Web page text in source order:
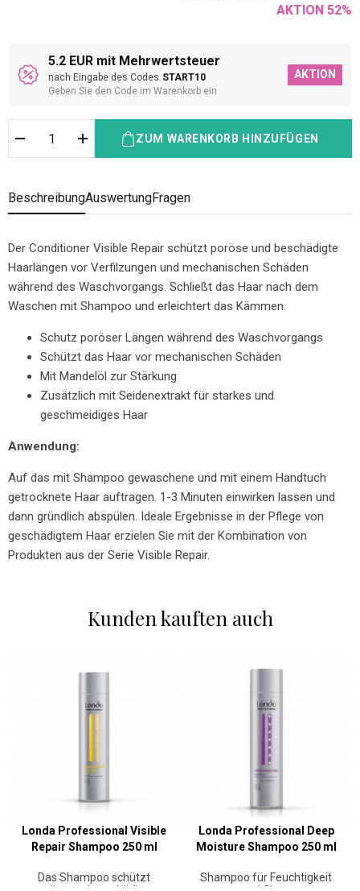
AKTION 52%
5.2 EUR mit Mehrwertsteuer
nach Eingabe des Codes START10
Geben Sie den Code im Warenkorb ein
AKTION
ZUM WARENKORB HINZUFÜGEN
BeschreibungAuswertungFragen
Der Conditioner Visible Repair schützt poröse und beschädigte
Haarlängen vor Verfilzungen und mechanischen Schäden
während des Waschvorgangs. Schließt das Haar nach dem
Waschen mit Shampoo und erleichtert das Kämmen.
Schutz poröser Längen während des Waschvorgangs
Schützt das Haar vor mechanischen Schäden
Mit Mandelöl zur Stärkung
Zusätzlich mit Seidenextrakt für starkes und
geschmeidiges Haar
Anwendung:
Auf das mit Shampoo gewaschene und mit einem Handtuch
getrocknete Haar auftragen. 1-3 Minuten einwirken lassen und
dann gründlich abspülen. Ideale Ergebnisse in der Pflege von
geschädigtem Haar erzielen Sie mit der Kombination von
Produkten aus der Serie Visible Repair.
Kunden kauften auch
Londa Professional Visible
Repair Shampoo 250 ml
Das Shampoo schützt
Londa Professional Deep
Moisture Shampoo 250 ml
Shampoo für Feuchtigkeit